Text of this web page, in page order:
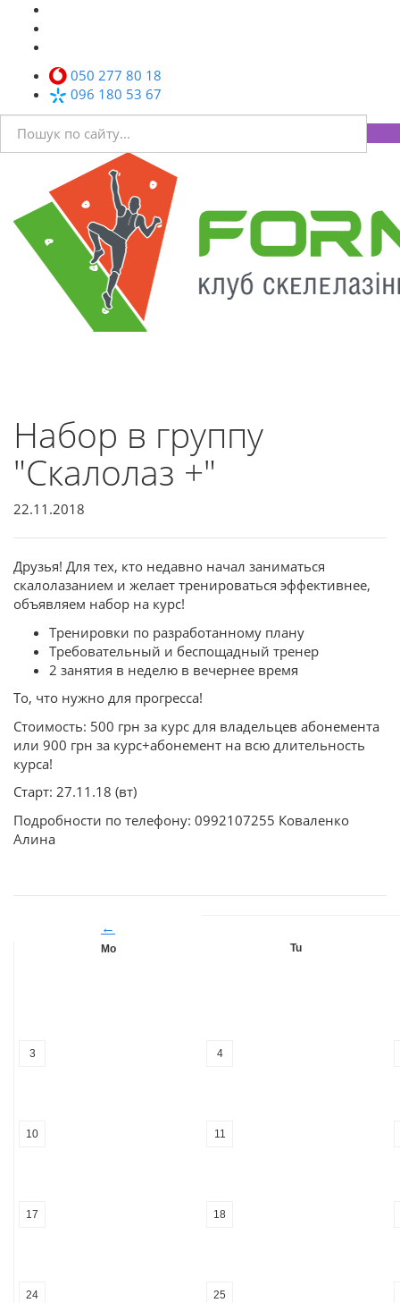
050 277 80 18
096 180 53 67
Набор в группу
"Скалолаз +"
22.11.2018
Друзья! Для тех, кто недавно начал заниматься
скалолазанием и желает тренироваться эффективнее,
объявляем набор на курс!
Тренировки по разработанному плану
Требовательный и беспощадный тренер
2 занятия в неделю в вечернее время
То, что нужно для прогресса!
Стоимость: 500 грн за курс для владельцев абонемента
или 900 грн за курс+абонемент на всю длительность
курса!
Старт: 27.11.18 (вт)
Подробности по телефону: 0992107255 Коваленко
Алина
←
Mo Tu
3 4
10 11
17 18
24 25